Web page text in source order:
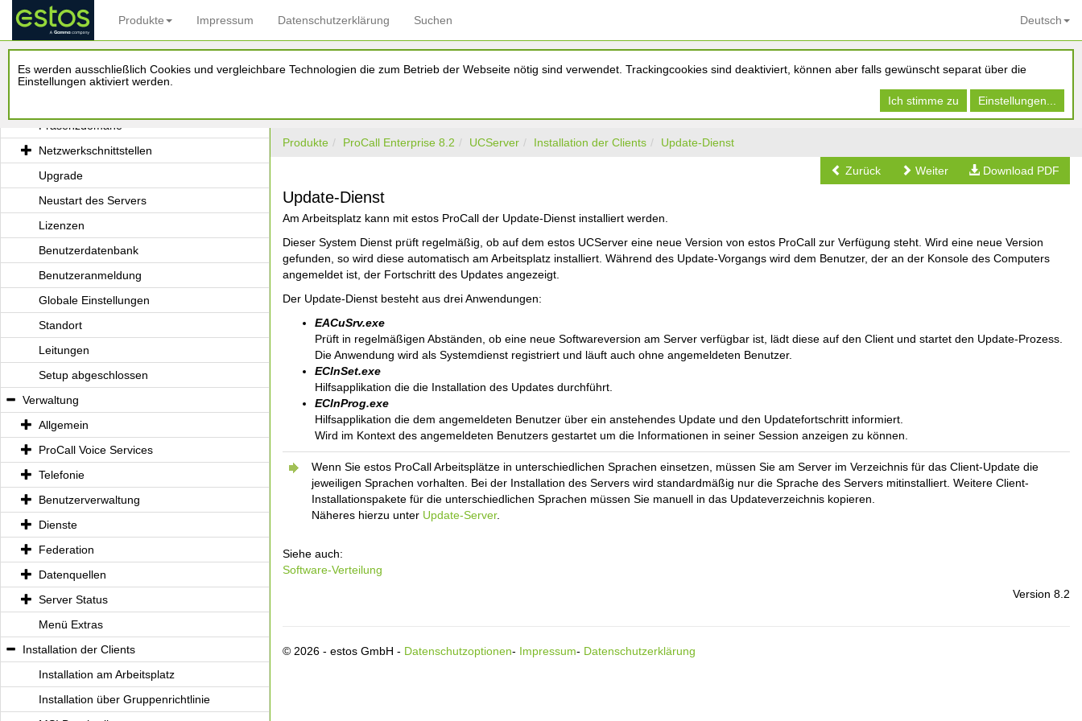
Es werden ausschließlich Cookies und vergleichbare Technologien die zum Betrieb der Webseite nötig sind verwendet. Trackingcookies sind deaktiviert, können aber falls gewünscht separat über die
Einstellungen aktiviert werden.
Ich stimme zu
Einstellungen...
Produkte Impressum Datenschutzerklärung Suchen Deutsch
Start der Installation
Setup
Anmeldung
Präsenzdomäne
Netzwerkschnittstellen
Upgrade
Neustart des Servers
Lizenzen
Benutzerdatenbank
Benutzeranmeldung
Globale Einstellungen
Standort
Leitungen
Setup abgeschlossen
Verwaltung
Allgemein
ProCall Voice Services
Telefonie
Benutzerverwaltung
Dienste
Federation
Datenquellen
Server Status
Menü Extras
Installation der Clients
Installation am Arbeitsplatz
Installation über Gruppenrichtlinie
Produkte ProCall Enterprise 8.2 UCServer Installation der Clients Update-Dienst
Zurück Weiter Download PDF
Update-Dienst
Am Arbeitsplatz kann mit estos ProCall der Update-Dienst installiert werden.
Dieser System Dienst prüft regelmäßig, ob auf dem estos UCServer eine neue Version von estos ProCall zur Verfügung steht. Wird eine neue Version
gefunden, so wird diese automatisch am Arbeitsplatz installiert. Während des Update-Vorgangs wird dem Benutzer, der an der Konsole des Computers
angemeldet ist, der Fortschritt des Updates angezeigt.
Der Update-Dienst besteht aus drei Anwendungen:
EACuSrv.exe
Prüft in regelmäßigen Abständen, ob eine neue Softwareversion am Server verfügbar ist, lädt diese auf den Client und startet den Update-Prozess.
Die Anwendung wird als Systemdienst registriert und läuft auch ohne angemeldeten Benutzer.
EClnSet.exe
Hilfsapplikation die die Installation des Updates durchführt.
EClnProg.exe
Hilfsapplikation die dem angemeldeten Benutzer über ein anstehendes Update und den Updatefortschritt informiert.
Wird im Kontext des angemeldeten Benutzers gestartet um die Informationen in seiner Session anzeigen zu können.
Wenn Sie estos ProCall Arbeitsplätze in unterschiedlichen Sprachen einsetzen, müssen Sie am Server im Verzeichnis für das Client-Update die
jeweiligen Sprachen vorhalten. Bei der Installation des Servers wird standardmäßig nur die Sprache des Servers mitinstalliert. Weitere Client-
Installationspakete für die unterschiedlichen Sprachen müssen Sie manuell in das Updateverzeichnis kopieren.
Näheres hierzu unter Update-Server.
Siehe auch:
Software-Verteilung
Version 8.2
© 2026 - estos GmbH - Datenschutzoptionen- Impressum- Datenschutzerklärung